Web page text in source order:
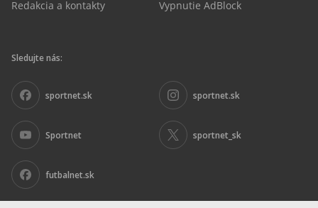
Redakcia a kontakty Vypnutie AdBlock
Sledujte nás:
sportnet.sk sportnet.sk
Sportnet sportnet_sk
futbalnet.sk